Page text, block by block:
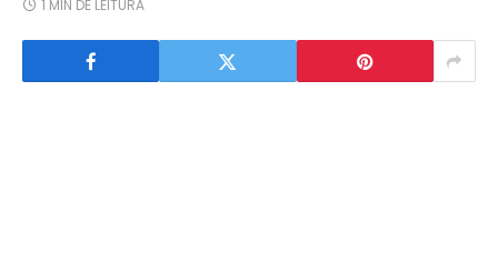
1 MIN DE LEITURA